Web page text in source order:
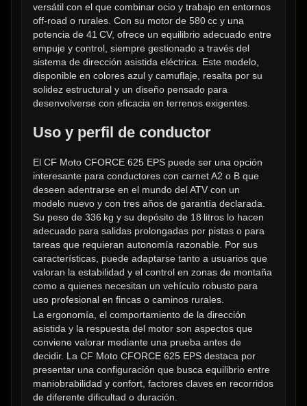
versátil con el que combinar ocio y trabajo en entornos
off-road o rurales. Con su motor de 580 cc y una
potencia de 41 CV, ofrece un equilibrio adecuado entre
empuje y control, siempre gestionado a través del
sistema de dirección asistida eléctrica. Este modelo,
disponible en colores azul y camuflaje, resalta por su
solidez estructural y un diseño pensado para
desenvolverse con eficacia en terrenos exigentes.
Uso y perfil de conductor
El CF Moto CFORCE 625 EPS puede ser una opción
interesante para conductores con carnet A2 o B que
deseen adentrarse en el mundo del ATV con un
modelo nuevo y con tres años de garantía declarada.
Su peso de 336 kg y su depósito de 18 litros lo hacen
adecuado para salidas prolongadas por pistas o para
tareas que requieran autonomía razonable. Por sus
características, puede adaptarse tanto a usuarios que
valoran la estabilidad y el control en zonas de montaña
como a quienes necesitan un vehículo robusto para
uso profesional en fincas o caminos rurales.
La ergonomía, el comportamiento de la dirección
asistida y la respuesta del motor son aspectos que
conviene valorar mediante una prueba antes de
decidir. La CF Moto CFORCE 625 EPS destaca por
presentar una configuración que busca equilibrio entre
maniobrabilidad y confort, factores claves en recorridos
de diferente dificultad o duración.